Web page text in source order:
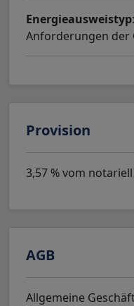
Energieausweistyp
Anforderungen der
Provision
3,57 % vom
AGB
Allgemeine